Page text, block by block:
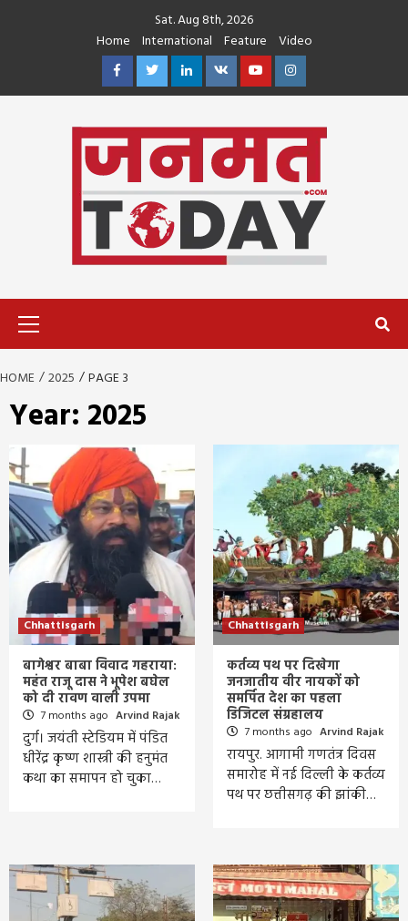
Sat. Aug 8th, 2026
Home
International Feature
Video
FacebookTwitterLinkedin
VK YoutubeInstagram
HOME 2025 PAGE 3
Year: 2025
Chhattisgarh
बागेश्वर बाबा विवाद गहराया:
महंत राजू दास ने भूपेश बघेल
को दी रावण वाली उपमा
7 months ago Arvind Rajak
दुर्ग। जयंती स्टेडियम में पंडित
धीरेंद्र कृष्ण शास्त्री की हनुमंत
कथा का समापन हो चुका…
Chhattisgarh
कर्तव्य पथ पर दिखेगा
जनजातीय वीर नायकों को
समर्पित देश का पहला
डिजिटल संग्रहालय
7 months ago Arvind Rajak
रायपुर. आगामी गणतंत्र दिवस
समारोह में नई दिल्ली के कर्तव्य
पथ पर छत्तीसगढ़ की झांकी…